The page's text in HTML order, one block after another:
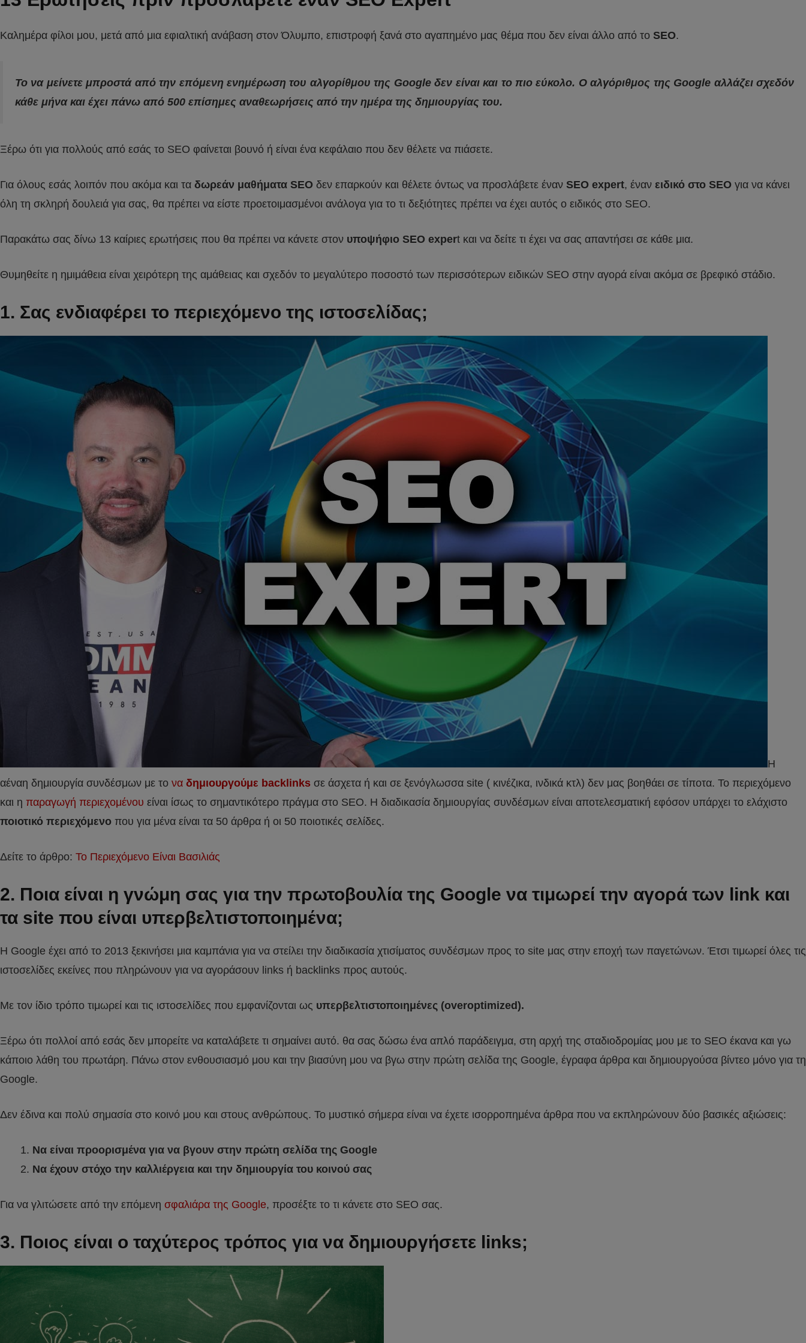
Καλημέρα φίλοι μου, μετά από μια εφιαλτική ανάβαση στον Όλυμπο, επιστροφή ξανά στο αγαπημένο μας θέμα που δεν είναι άλλο από το SEO.
To να μείνετε μπροστά από την επόμενη ενημέρωση του αλγορίθμου της Google δεν είναι και το πιο εύκολο. Ο αλγόριθμος της Google αλλάζει σχεδόν
κάθε μήνα και έχει πάνω από 500 επίσημες αναθεωρήσεις από την ημέρα της δημιουργίας του.
Ξέρω ότι για πολλούς από εσάς το SEO φαίνεται βουνό ή είναι ένα κεφάλαιο που δεν θέλετε να πιάσετε.
Για όλους εσάς λοιπόν που ακόμα και τα δωρεάν μαθήματα SEO δεν επαρκούν και θέλετε όντως να προσλάβετε έναν SEO expert, έναν ειδικό στο SEO για να κάνει
όλη τη σκληρή δουλειά για σας, θα πρέπει να είστε προετοιμασμένοι ανάλογα για το τι δεξιότητες πρέπει να έχει αυτός ο ειδικός στο SEO.
Παρακάτω σας δίνω 13 καίριες ερωτήσεις που θα πρέπει να κάνετε στον υποψήφιο SEO expert και να δείτε τι έχει να σας απαντήσει σε κάθε μια.
Θυμηθείτε η ημιμάθεια είναι χειρότερη της αμάθειας και σχεδόν το μεγαλύτερο ποσοστό των περισσότερων ειδικών SEO στην αγορά είναι ακόμα σε βρεφικό στάδιο.
1. Σας ενδιαφέρει το περιεχόμενο της ιστοσελίδας;
Η
αέναη δημιουργία συνδέσμων με το να δημιουργούμε backlinks σε άσχετα ή και σε ξενόγλωσσα site ( κινέζικα, ινδικά κτλ) δεν μας βοηθάει σε τίποτα. Το περιεχόμενο
και η παραγωγή περιεχομένου είναι ίσως το σημαντικότερο πράγμα στο SEO. Η διαδικασία δημιουργίας συνδέσμων είναι αποτελεσματική εφόσον υπάρχει το ελάχιστο
ποιοτικό περιεχόμενο που για μένα είναι τα 50 άρθρα ή οι 50 ποιοτικές σελίδες.
Δείτε το άρθρο: Το Περιεχόμενο Είναι Βασιλιάς
2. Ποια είναι η γνώμη σας για την πρωτοβουλία της Google να τιμωρεί την αγορά των link και
τα site που είναι υπερβελτιστοποιημένα;
Η Google έχει από το 2013 ξεκινήσει μια καμπάνια για να στείλει την διαδικασία χτισίματος συνδέσμων προς το site μας στην εποχή των παγετώνων. Έτσι τιμωρεί όλες τις
ιστοσελίδες εκείνες που πληρώνουν για να αγοράσουν links ή backlinks προς αυτούς.
Με τον ίδιο τρόπο τιμωρεί και τις ιστοσελίδες που εμφανίζονται ως υπερβελτιστοποιημένες (overoptimized).
Ξέρω ότι πολλοί από εσάς δεν μπορείτε να καταλάβετε τι σημαίνει αυτό. θα σας δώσω ένα απλό παράδειγμα, στη αρχή της σταδιοδρομίας μου με το SEO έκανα και γω
κάποιο λάθη του πρωτάρη. Πάνω στον ενθουσιασμό μου και την βιασύνη μου να βγω στην πρώτη σελίδα της Google, έγραφα άρθρα και δημιουργούσα βίντεο μόνο για τη
Google.
Δεν έδινα και πολύ σημασία στο κοινό μου και στους ανθρώπους. Το μυστικό σήμερα είναι να έχετε ισορροπημένα άρθρα που να εκπληρώνουν δύο βασικές αξιώσεις:
Να είναι προορισμένα για να βγουν στην πρώτη σελίδα της Google
Να έχουν στόχο την καλλιέργεια και την δημιουργία του κοινού σας
Για να γλιτώσετε από την επόμενη σφαλιάρα της Google, προσέξτε το τι κάνετε στο SEO σας.
3. Ποιος είναι ο ταχύτερος τρόπος για να δημιουργήσετε links;